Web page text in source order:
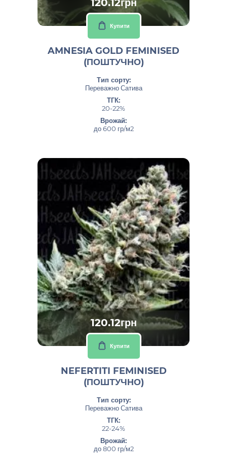
Купити
AMNESIA GOLD FEMINISED
(ПОШТУЧНО)
Тип сорту:
Переважно Сатива
ТГК:
20-22%
Врожай:
до 600 гр/м2
120.12грн
Купити
NEFERTITI FEMINISED
(ПОШТУЧНО)
Тип сорту:
Переважно Сатива
ТГК:
22-24%
Врожай:
до 800 гр/м2